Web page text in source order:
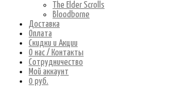
The Elder Scrolls
Bloodborne
Доставка
Оплата
Скидки и Акции
О нас / Контакты
Сотрудничество
Мой аккаунт
0 руб.